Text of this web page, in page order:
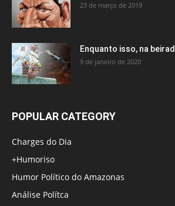
23 de março de 2019
Enquanto isso, na
9 de janeiro de 2020
POPULAR CATEGORY
Charges do Dia
+Humoriso
Humor Político do Amazonas
Análise Polítca